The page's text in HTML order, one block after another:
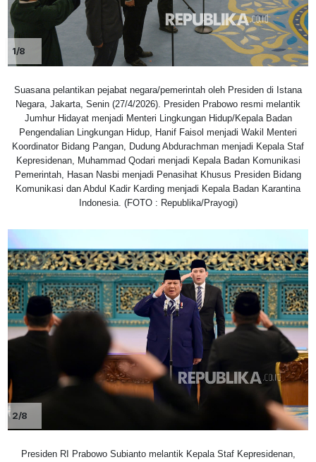
1/8
Suasana pelantikan pejabat negara/pemerintah oleh Presiden di Istana
Negara, Jakarta, Senin (27/4/2026). Presiden Prabowo resmi melantik
Jumhur Hidayat menjadi Menteri Lingkungan Hidup/Kepala Badan
Pengendalian Lingkungan Hidup, Hanif Faisol menjadi Wakil Menteri
Koordinator Bidang Pangan, Dudung Abdurachman menjadi Kepala Staf
Kepresidenan, Muhammad Qodari menjadi Kepala Badan Komunikasi
Pemerintah, Hasan Nasbi menjadi Penasihat Khusus Presiden Bidang
Komunikasi dan Abdul Kadir Karding menjadi Kepala Badan Karantina
Indonesia. (FOTO : Republika/Prayogi)
2/8
Presiden RI Prabowo Subianto melantik Kepala Staf Kepresidenan,